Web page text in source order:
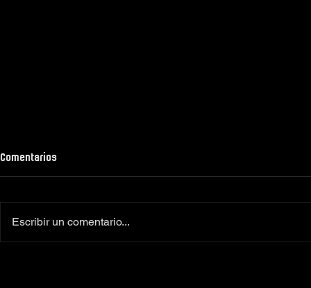
Comentarios
Escribir un comentario...